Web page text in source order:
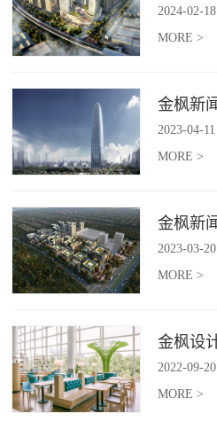
2024-02-18
MORE >
2023-04-11
MORE >
2023-03-20
MORE >
2022-09-20
MORE >